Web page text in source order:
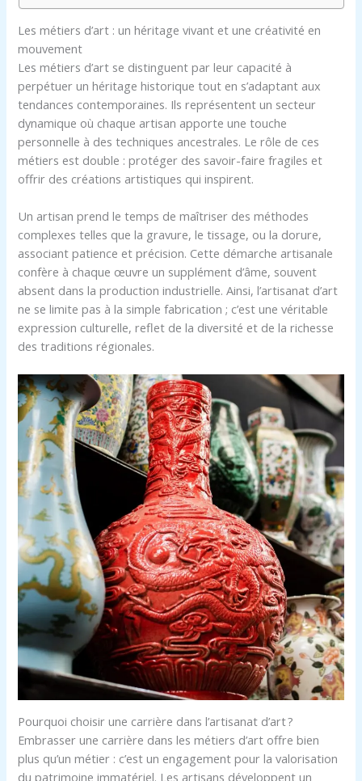
Les métiers d’art : un héritage vivant et une créativité en
mouvement
Les métiers d’art se distinguent par leur capacité à
perpétuer un héritage historique tout en s’adaptant aux
tendances contemporaines. Ils représentent un secteur
dynamique où chaque artisan apporte une touche
personnelle à des techniques ancestrales. Le rôle de ces
métiers est double : protéger des savoir-faire fragiles et
offrir des créations artistiques qui inspirent.
Un artisan prend le temps de maîtriser des méthodes
complexes telles que la gravure, le tissage, ou la dorure,
associant patience et précision. Cette démarche artisanale
confère à chaque œuvre un supplément d’âme, souvent
absent dans la production industrielle. Ainsi, l’artisanat d’art
ne se limite pas à la simple fabrication ; c’est une véritable
expression culturelle, reflet de la diversité et de la richesse
des traditions régionales.
Pourquoi choisir une carrière dans l’artisanat d’art ?
Embrasser une carrière dans les métiers d’art offre bien
plus qu’un métier : c’est un engagement pour la valorisation
du patrimoine immatériel. Les artisans développent un